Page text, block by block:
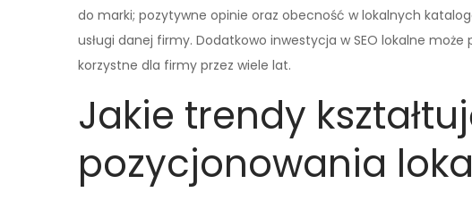
do marki; pozytywne opinie oraz obecność w lokalnych
usługi danej firmy. Dodatkowo inwestycja w SEO lokalne
korzystne dla firmy przez wiele lat.
Jakie trendy
pozycjonowania